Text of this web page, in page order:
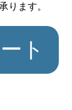
ります。
ト